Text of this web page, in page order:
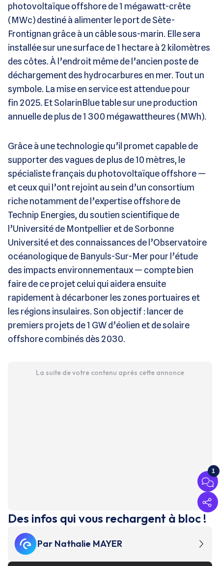
photovoltaïque offshore de 1 mégawatt-crête
(MWc) destiné à alimenter le port de Sète-
Frontignan grâce à un câble sous-marin. Elle sera
installée sur une surface de 1 hectare à 2 kilomètres
des côtes. À l’endroit même de l’ancien poste de
déchargement des hydrocarbures en mer. Tout un
symbole. La mise en service est attendue pour
fin 2025. Et SolarinBlue table sur une production
annuelle de plus de 1 300 mégawattheures (MWh).
Grâce à une technologie qu’il promet capable de
supporter des vagues de plus de 10 mètres, le
spécialiste français du photovoltaïque offshore —
et ceux qui l’ont rejoint au sein d’un consortium
riche notamment de l’expertise offshore de
Technip Energies, du soutien scientifique de
l’Université de Montpellier et de Sorbonne
Université et des connaissances de l’Observatoire
océanologique de Banyuls-Sur-Mer pour l’étude
des impacts environnementaux — compte bien
faire de ce projet celui qui aidera ensuite
rapidement à décarboner les zones portuaires et
les régions insulaires. Son objectif : lancer de
premiers projets de 1 GW d’éolien et de solaire
offshore combinés dès 2030.
La suite de votre contenu après cette annonce
1
Des infos qui vous rechargent à bloc !
Par Nathalie MAYER